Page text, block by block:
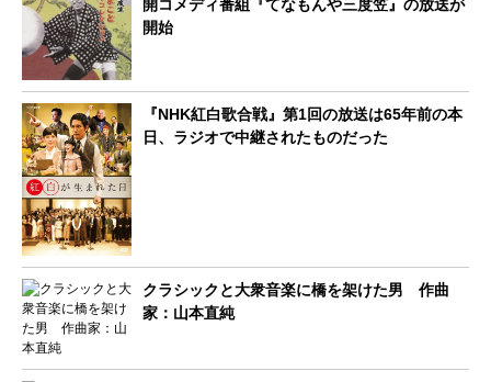
開コメディ番組『てなもんや三度笠』の放送が
開始
『NHK紅白歌合戦』第1回の放送は65年前の本
日、ラジオで中継されたものだった
クラシックと大衆音楽に橋を架けた男 作曲
家：山本直純